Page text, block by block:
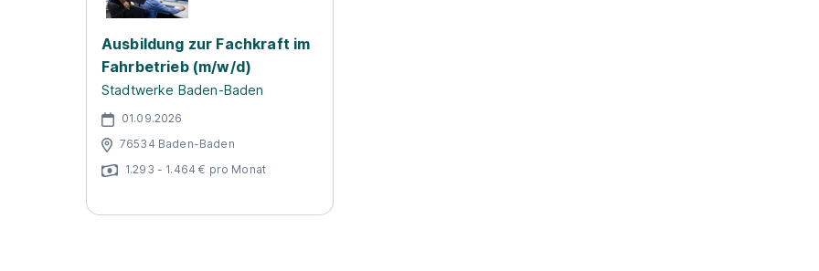
Ausbildung zur Fachkraft im
Fahrbetrieb (m/w/d)
Stadtwerke Baden-Baden
01.09.2026
76534 Baden-Baden
1.293 - 1.464 € pro Monat